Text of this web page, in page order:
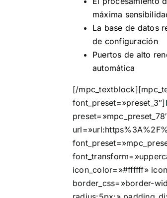
máxima
La base de datos
de configuración
Puertos de alto
automática
[/
font_preset=»preset_3″]
icon_color=»#ffffff»
border_css=»border-